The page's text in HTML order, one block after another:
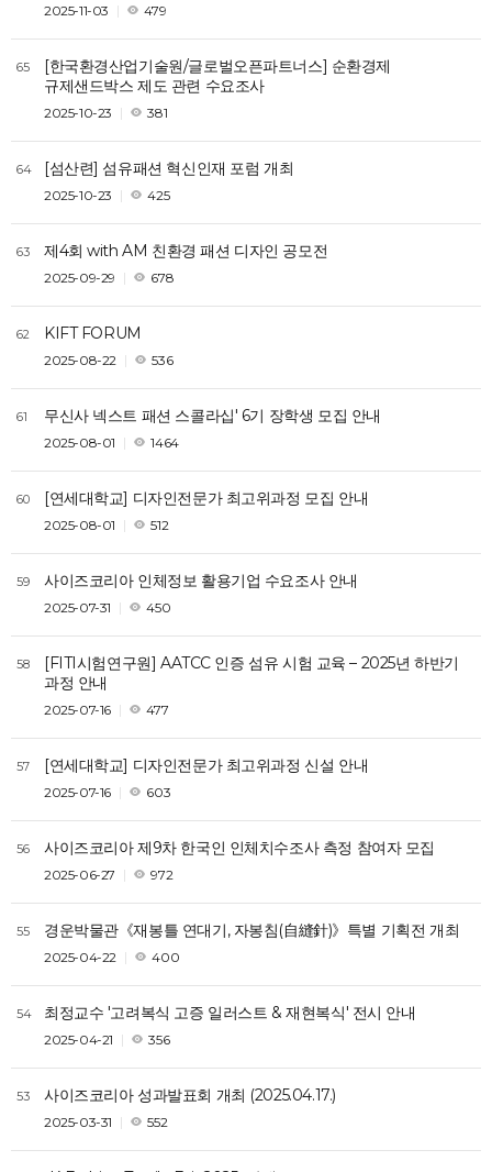
2025-11-03 479
65
[한국환경산업기술원/글로벌오픈파트너스] 순환경제
규제샌드박스 제도 관련 수요조사
2025-10-23 381
64 [섬산련] 섬유패션 혁신인재 포럼 개최
2025-10-23 425
63 제4회 with AM 친환경 패션 디자인 공모전
2025-09-29 678
62 KIFT FORUM
2025-08-22 536
61 무신사 넥스트 패션 스콜라십' 6기 장학생 모집 안내
2025-08-01 1464
60 [연세대학교] 디자인전문가 최고위과정 모집 안내
2025-08-01 512
59 사이즈코리아 인체정보 활용기업 수요조사 안내
2025-07-31 450
58
[FITI시험연구원] AATCC 인증 섬유 시험 교육 – 2025년 하반기
과정 안내
2025-07-16 477
57 [연세대학교] 디자인전문가 최고위과정 신설 안내
2025-07-16 603
56 사이즈코리아 제9차 한국인 인체치수조사 측정 참여자 모집
2025-06-27 972
55 경운박물관《재봉틀 연대기, 자봉침(自縫針)》특별 기획전 개최
2025-04-22 400
54 최정교수 '고려복식 고증 일러스트 & 재현복식' 전시 안내
2025-04-21 356
53 사이즈코리아 성과발표회 개최 (2025.04.17.)
2025-03-31 552